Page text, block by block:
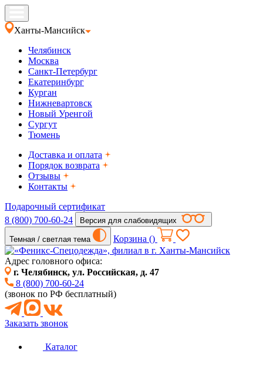
Ханты-Мансийск
Челябинск
Москва
Санкт-Петербург
Екатеринбург
Курган
Нижневартовск
Новый Уренгой
Сургут
Тюмень
Доставка и оплата
Порядок возврата
Отзывы
Контакты
Подарочный сертификат
8 (800) 700-60-24
Версия для слабовидящих
Темная / светлая тема Корзина ()
Адрес головного офиса:
г. Челябинск, ул. Российская, д. 47
8 (800) 700-60-24
(звонок по РФ бесплатный)
Заказать звонок
Каталог